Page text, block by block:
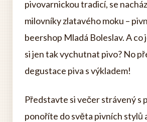
pivovarnickou tradicí, se
milovníky zlatavého moku –
beershop Mladá Boleslav. A co
si jen tak vychutnat pivo? No
degustace piva s výkladem!
Představte si večer strávený s
ponoříte do světa pivních stylů